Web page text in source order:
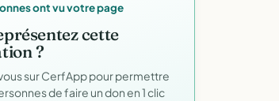
ont vu votre page
cette
?
sur CerfApp pour permettre
de faire un don en 1 clic